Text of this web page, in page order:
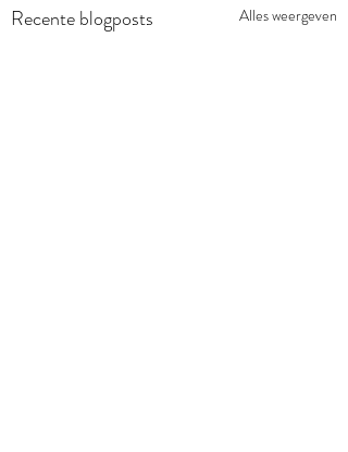
Recente blogposts Alles weergeven